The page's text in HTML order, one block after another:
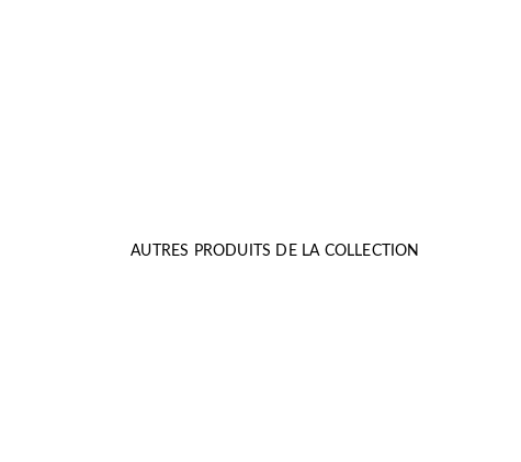
AUTRES PRODUITS DE LA COLLECTION